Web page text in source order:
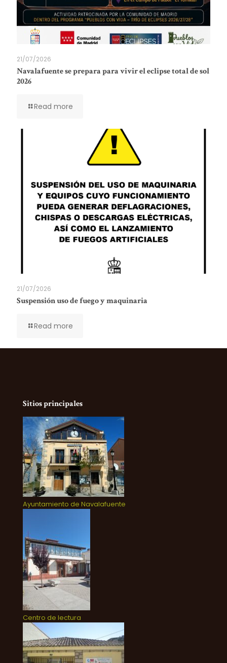
21/07/2026
Navalafuente se prepara para vivir el eclipse total de sol
2026
Read more
21/07/2026
Suspensión uso de fuego y maquinaria
Read more
Sitios principales
Ayuntamiento de Navalafuente
Centro de lectura